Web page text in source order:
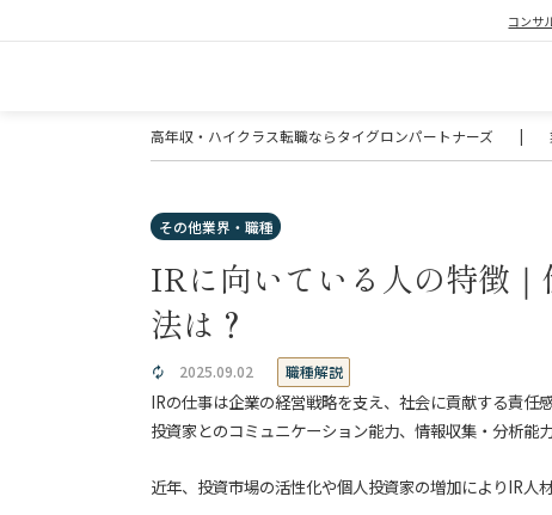
コンサ
高年収・ハイクラス転職ならタイグロンパートナーズ |
その他業界・職種
IRに向いている人の特徴
法は？
2025.09.02 職種解説
IRの仕事は企業の経営戦略を支え、社会に貢献する責任
投資家とのコミュニケーション能力、情報収集・分析能
近年、投資市場の活性化や個人投資家の増加によりIR人